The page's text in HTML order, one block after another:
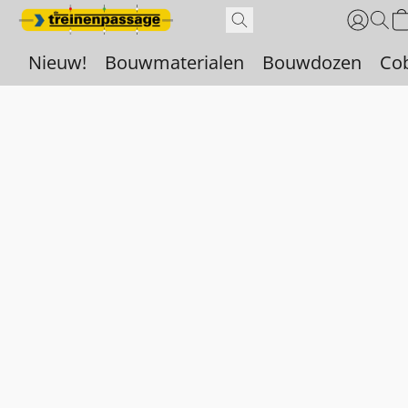
Nieuw! Bouwmaterialen Bouwdozen